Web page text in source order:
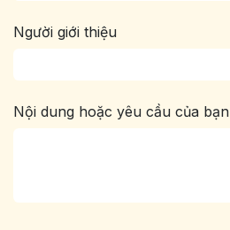
Người giới thiệu
Nội dung hoặc yêu cầu của bạn